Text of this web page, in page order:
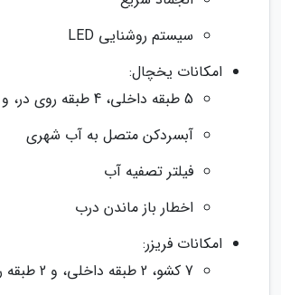
سیستم روشنایی LED
امکانات یخچال:
5 طبقه داخلی، 4 طبقه روی در، و 2 کشو
آبسردکن متصل به آب شهری
فیلتر تصفیه آب
اخطار باز ماندن درب
امکانات فریزر:
7 کشو، 2 طبقه داخلی، و 2 طبقه روی در